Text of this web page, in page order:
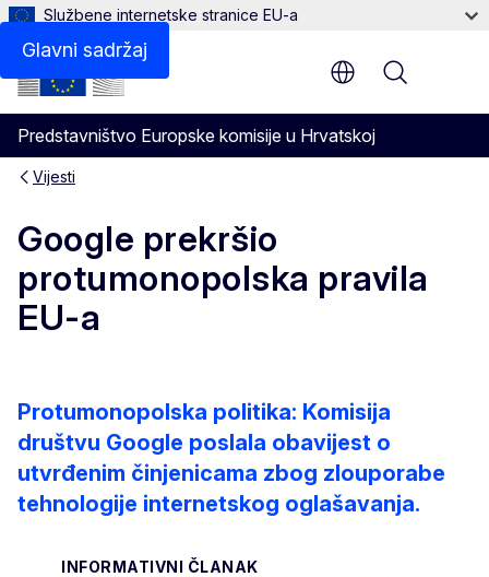
Glavni sadržaj
Službene internetske stranice EU-a
Predstavništvo Europske komisije u Hrvatskoj
Menu
Vijesti
Google prekršio
protumonopolska pravila
EU-a
Protumonopolska politika: Komisija
društvu Google poslala obavijest o
utvrđenim činjenicama zbog zlouporabe
tehnologije internetskog oglašavanja.
INFORMATIVNI ČLANAK